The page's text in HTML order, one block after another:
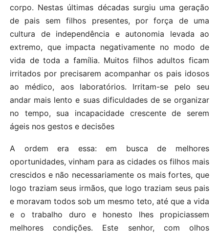
corpo. Nestas últimas décadas surgiu uma geração
de pais sem filhos presentes, por força de uma
cultura de independência e autonomia levada ao
extremo, que impacta negativamente no modo de
vida de toda a família. Muitos filhos adultos ficam
irritados por precisarem acompanhar os pais idosos
ao médico, aos laboratórios. Irritam-se pelo seu
andar mais lento e suas dificuldades de se organizar
no tempo, sua incapacidade crescente de serem
ágeis nos gestos e decisões
A ordem era essa: em busca de melhores
oportunidades, vinham para as cidades os filhos mais
crescidos e não necessariamente os mais fortes, que
logo traziam seus irmãos, que logo traziam seus pais
e moravam todos sob um mesmo teto, até que a vida
e o trabalho duro e honesto lhes propiciassem
melhores condições. Este senhor, com olhos